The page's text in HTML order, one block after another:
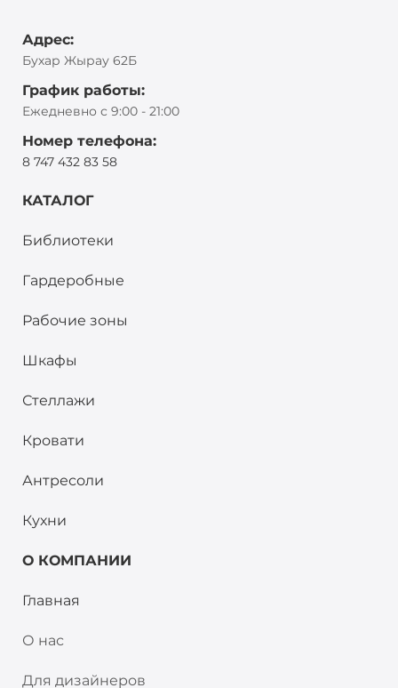
Адрес:
Бухар Жырау 62Б
График работы:
Ежедневно с 9:00 - 21:00
Номер телефона:
8 747 432 83 58
КАТАЛОГ
Библиотеки
Гардеробные
Рабочие зоны
Шкафы
Стеллажи
Кровати
Антресоли
Кухни
О КОМПАНИИ
Главная
О нас
Для дизайнеров